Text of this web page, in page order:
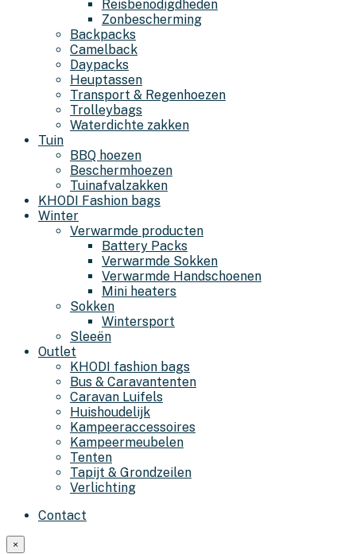
Reisbenodigdheden
Zonbescherming
Backpacks
Camelback
Daypacks
Heuptassen
Transport & Regenhoezen
Trolleybags
Waterdichte zakken
Tuin
BBQ hoezen
Beschermhoezen
Tuinafvalzakken
KHODI Fashion bags
Winter
Verwarmde producten
Battery Packs
Verwarmde Sokken
Verwarmde Handschoenen
Mini heaters
Sokken
Wintersport
Sleeën
Outlet
KHODI fashion bags
Bus & Caravantenten
Caravan Luifels
Huishoudelijk
Kampeeraccessoires
Kampeermeubelen
Tenten
Tapijt & Grondzeilen
Verlichting
Contact
×